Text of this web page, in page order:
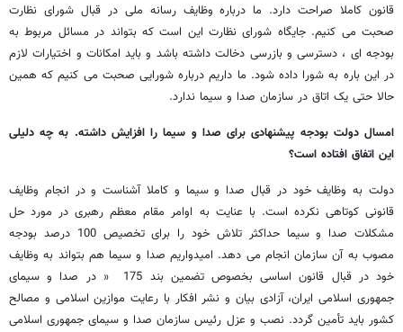
قانون کاملا صراحت دارد. ما درباره وظایف رسانه ملی در قبال شورای نظارت
صحبت می کنیم. جایگاه شورای نظارت این است که بتواند در مسائل مربوط به
بودجه ای ، دسترسی و بازرسی دخالت داشته باشد و باید امکانات و اختیارات لازم
در این باره به شورا داده شود. ما داریم درباره شورایی صحبت می کنیم که همین
حالا حتی یک اتاق در سازمان صدا و سیما ندارد.
امسال دولت بودجه پیشنهادی برای صدا و سیما را افزایش داشته. به چه دلیلی
این اتفاق افتاده است؟
دولت به وظایف خود در قبال صدا و سیما و کاملا آشناست و در انجام وظایف
قانونی کوتاهی نکرده است. با عنایت به اوامر مقام معظم رهبری در مورد حل
مشکلات صدا و سیما حداکثر تلاش خود را برای تخصیص 100 درصد بودجه
مصوب به آن سازمان انجام می دهد. امیدواریم صدا و سیما هم بتواند به وظایف
خود در قبال قانون اساسی بخصوص تضمین بند 175 « در صدا و سیمای‏
جمهوری‏ اسلامی‏ ایران‏، آزادی‏ بیان‏ و نشر افکار با رعایت‏ موازین‏ اسلامی‏ و مصالح‏
کشور باید تأمین‏ گردد. نصب‏ و عزل‏ رئیس‏ سازمان‏ صدا و سیمای‏ جمهوری‏ اسلامی‏